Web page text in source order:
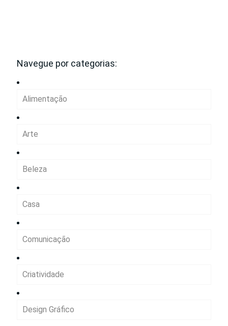
Navegue por categorias:
Alimentação
Arte
Beleza
Casa
Comunicação
Criatividade
Design Gráfico